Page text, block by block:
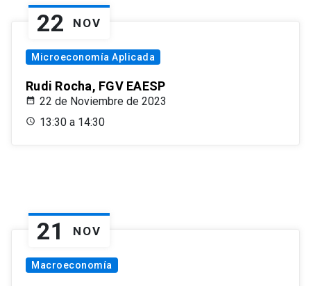
22 NOV
Microeconomía Aplicada
Rudi Rocha, FGV EAESP
22 de Noviembre de 2023
13:30 a 14:30
21 NOV
Macroeconomía